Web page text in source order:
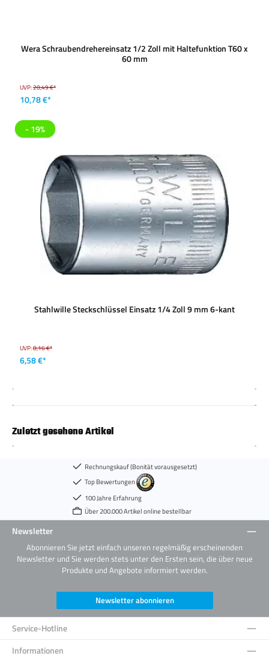
Wera Schraubendrehereinsatz 1/2 Zoll mit Haltefunktion T60 x
60 mm
UVP:20,49 €*
10,78 €*
- 19%
Stahlwille Steckschlüssel Einsatz 1/4 Zoll 9 mm 6-kant
UVP:8,16 €*
6,58 €*
Zuletzt gesehene Artikel
Rechnungskauf (Bonität vorausgesetzt)
Top Bewertungen
100 Jahre Erfahrung
Über 200.000 Artikel online bestellbar
Newsletter
Abonnieren Sie jetzt einfach unseren regelmäßig erscheinenden
Newsletter und Sie werden stets unter den Ersten sein, die über neue
Produkte und Angebote informiert werden.
Newsletter abonnieren
Service-Hotline
Informationen